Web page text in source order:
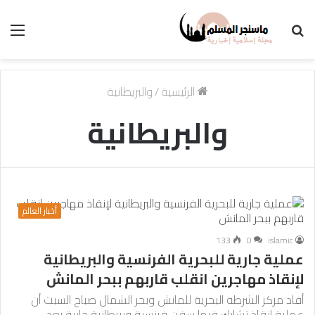
الرئيسية/والبريطانية
والبريطانية
أخبار العالم
islamic
0
133
عملية جارية للبحرية الفرنسية والبريطانية
لإنقاذ مهاجرين انقلب قاربهم ببحر المانش
أفاد مركز الشرطة البحرية للمانش وبحر الشمال صباح السبت أن